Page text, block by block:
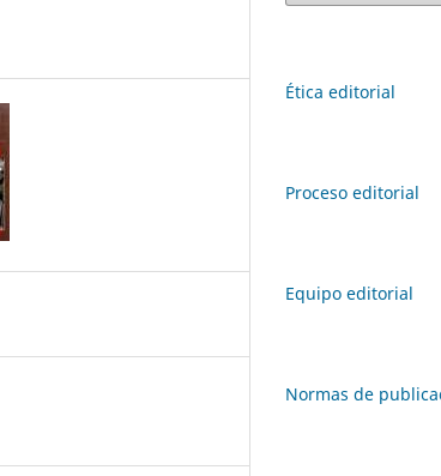
Ética editorial
Proceso editorial
Equipo editorial
Normas de